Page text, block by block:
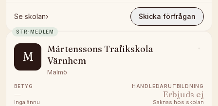
Se skolan› Skicka förfrågan
STR-MEDLEM
M
Mårtenssons Trafikskola
Värnhem
Malmö
BETYG
—
Inga ännu
HANDLEDARUTBILDNING
Erbjuds ej
Saknas hos skolan